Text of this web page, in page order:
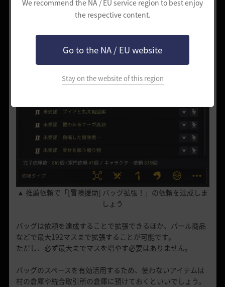
We recommend the NA / EU service region to best enjoy
the respective content.
Go to the NA / EU website
Stay on the website of this region
▲ 推薦依頼で「[冒険援助] バッグ拡張！」の依頼を達成しま
しょう
バッグは依頼を達成することで拡張できるほか、パール商品
などで最大192マスまで拡張することが可能です。
ただし、必ず最大までマスを増やす必要はありません。
バッグのスペースを有効活用するため、使わないアイテムは
村の倉庫や統合取引所の倉庫に預けておくといいでしょう。